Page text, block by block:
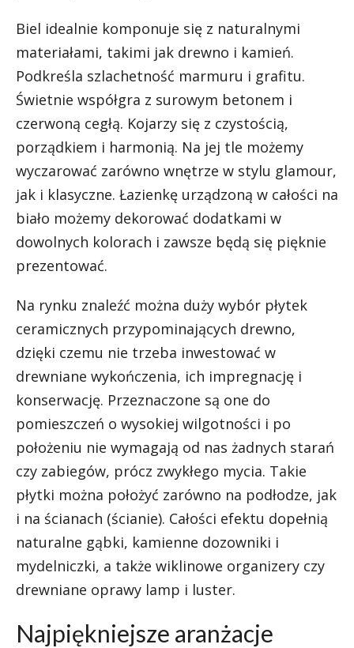
Biel idealnie komponuje się z naturalnymi
materiałami, takimi jak drewno i kamień.
Podkreśla szlachetność marmuru i grafitu.
Świetnie współgra z surowym betonem i
czerwoną cegłą. Kojarzy się z czystością,
porządkiem i harmonią. Na jej tle możemy
wyczarować zarówno wnętrze w stylu glamour,
jak i klasyczne. Łazienkę urządzoną w całości na
biało możemy dekorować dodatkami w
dowolnych kolorach i zawsze będą się pięknie
prezentować.
Na rynku znaleźć można duży wybór płytek
ceramicznych przypominających drewno,
dzięki czemu nie trzeba inwestować w
drewniane wykończenia, ich impregnację i
konserwację. Przeznaczone są one do
pomieszczeń o wysokiej wilgotności i po
położeniu nie wymagają od nas żadnych starań
czy zabiegów, prócz zwykłego mycia. Takie
płytki można położyć zarówno na podłodze, jak
i na ścianach (ścianie). Całości efektu dopełnią
naturalne gąbki, kamienne dozowniki i
mydelniczki, a także wiklinowe organizery czy
drewniane oprawy lamp i luster.
Najpiękniejsze aranżacje